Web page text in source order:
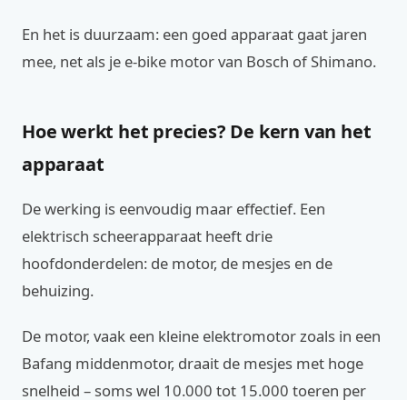
En het is duurzaam: een goed apparaat gaat jaren
mee, net als je e-bike motor van Bosch of Shimano.
Hoe werkt het precies? De kern van het
apparaat
De werking is eenvoudig maar effectief. Een
elektrisch scheerapparaat heeft drie
hoofdonderdelen: de motor, de mesjes en de
behuizing.
De motor, vaak een kleine elektromotor zoals in een
Bafang middenmotor, draait de mesjes met hoge
snelheid – soms wel 10.000 tot 15.000 toeren per